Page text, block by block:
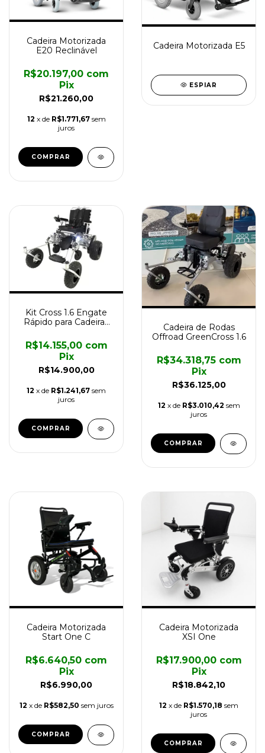
Cadeira Motorizada
E20 Reclinável
R$21.260,00
R$20.197,00 com
Pix
12 x de R$1.771,67 sem
juros
Cadeira Motorizada E5
ESPIAR
Kit Cross 1.6 Engate
Rápido para Cadeiras
R$14.900,00
R$14.155,00 com
Pix
12 x de R$1.241,67 sem
juros
Cadeira de Rodas
Offroad GreenCross 1.6
R$36.125,00
R$34.318,75 com
Pix
12 x de R$3.010,42 sem
juros
Cadeira Motorizada
Start One C
R$6.990,00
R$6.640,50 com
Pix
12 x de R$582,50 sem juros
Cadeira Motorizada
XSI One
R$18.842,10
R$17.900,00 com
Pix
12 x de R$1.570,18 sem
juros